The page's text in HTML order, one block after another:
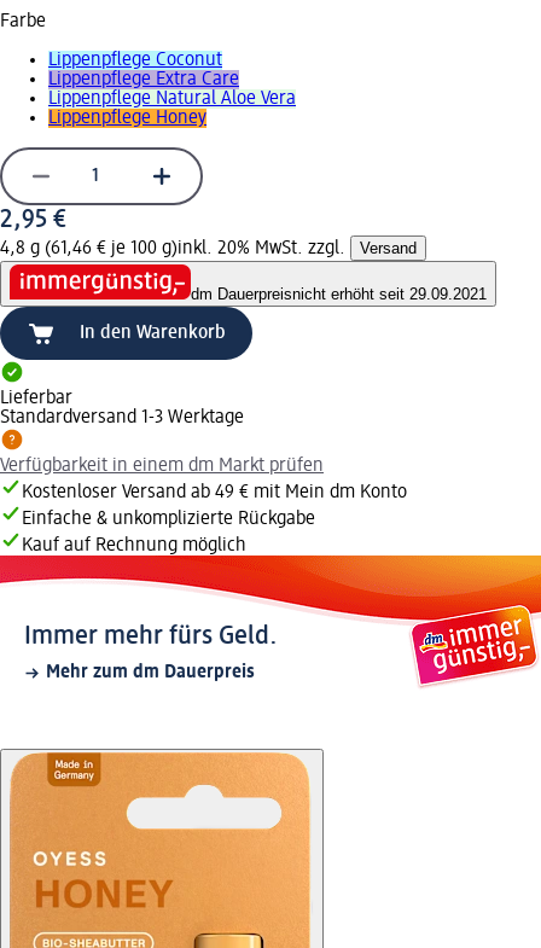
Farbe
Lippenpflege Coconut
Lippenpflege Extra Care
Lippenpflege Natural Aloe Vera
Lippenpflege Honey
2,95 €
4,8 g (61,46 € je 100 g)inkl. 20% MwSt. zzgl. Versand
dm Dauerpreisnicht erhöht seit 29.09.2021
In den Warenkorb
Lieferbar
Standardversand 1-3 Werktage
Verfügbarkeit in einem dm Markt prüfen
Kostenloser Versand ab 49 € mit Mein dm Konto
Einfache & unkomplizierte Rückgabe
Kauf auf Rechnung möglich
Immer mehr fürs Geld.
Mehr zum dm Dauerpreis